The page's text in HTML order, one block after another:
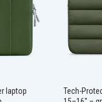
anledninger
laptop
Tech-